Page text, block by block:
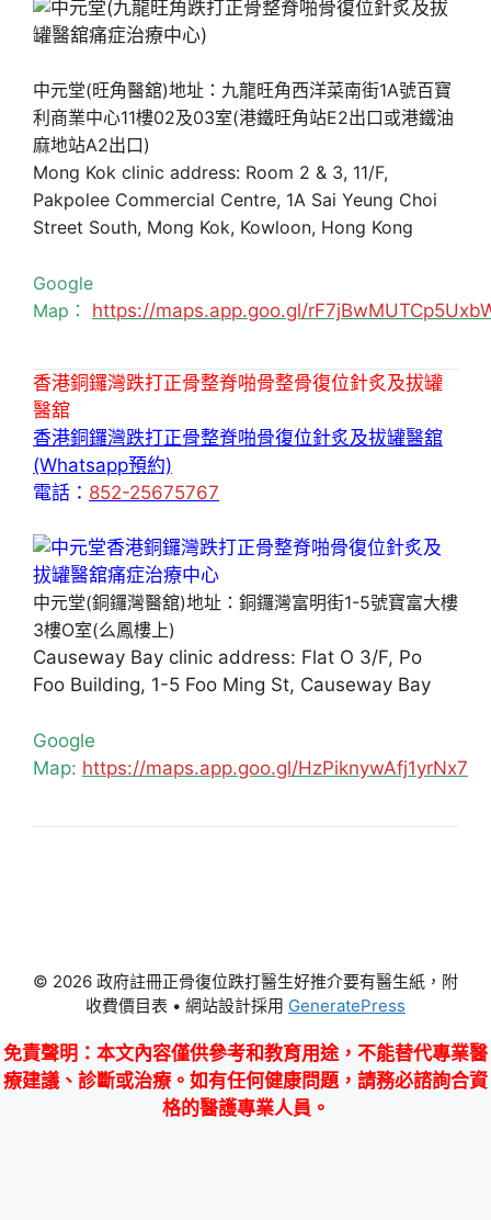
中元堂(旺角醫舘)地址：九龍旺角西洋菜南街1A號百寶
利商業中心11樓02及03室(港鐵旺角站E2出口或港鐵油
麻地站A2出口)
Mong Kok clinic address: Room 2 & 3, 11/F,
Pakpolee Commercial Centre, 1A Sai Yeung Choi
Street South, Mong Kok, Kowloon, Hong Kong
Google
Map： https://maps.app.goo.gl/
香港銅鑼灣跌打正骨整脊啪骨整骨復位針炙及拔罐
醫舘
香港銅鑼灣跌打正骨整脊啪骨復位針炙及拔罐醫舘
(Whatsapp預約)
電話： 852-25675767
中元堂(銅鑼灣醫舘)地址：銅鑼灣富明街1-5號寶富大樓
3樓O室(么鳳樓上)
Causeway Bay clinic address: Flat O 3/F, Po
Foo Building, 1-5 Foo Ming St, Causeway Bay
Google
Map: https://maps.app.goo.gl/HzPiknywAfj1yrNx7
© 2026 政府註冊正骨復位跌打醫生好推介要有醫生紙，附
收費價目表 • 網站設計採用 GeneratePress
免責聲明 ：本文內容僅供參考和教育用途，不能替代專業醫
療建議、診斷或治療。如有任何健康問題，請務必諮詢合資
格的醫護專業人員。